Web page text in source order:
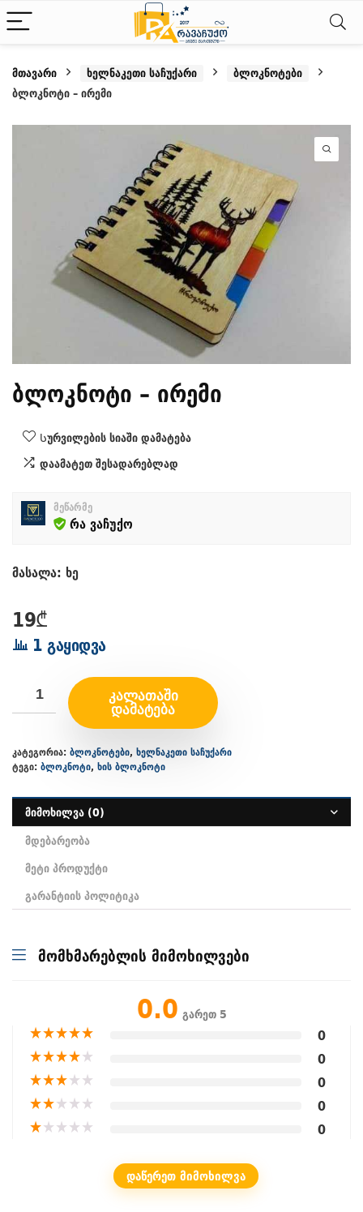
მთავარი ხელნაკეთი საჩუქარი
ბლოკნოტები
ბლოკნოტი – ირემი
ბლოკნოტი – ირემი
Სურვილების სიაში დამატება
დაამატეთ შესადარებლად
მეწარმე
რა ვაჩუქო
მასალა: ხე
19₾
1 გაყიდვა
ᲙᲐᲚᲐᲗᲐᲨᲘ
ᲓᲐᲛᲐᲢᲔᲑᲐ
კატეგორია: ბლოკნოტები, ხელნაკეთი საჩუქარი
ტეგი: ბლოკნოტი, ხის ბლოკნოტი
მიმოხილვა (0)
მდებარეობა
მეტი პროდუქტი
გარანტიის პოლიტიკა
მომხმარებლის მიმოხილვები
0.0 გარეთ 5
★★★★★ 0
★★★★★ 0
★★★★★ 0
★★★★★ 0
★★★★★ 0
ᲓᲐᲬᲔᲠᲔᲗ ᲛᲘᲛᲝᲮᲘᲚᲕᲐ